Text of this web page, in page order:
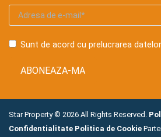
Sunt de acord cu prelucrarea datelor
Star Property © 2026 All Rights Reserved.
Confidentialitate Politica de Cookie